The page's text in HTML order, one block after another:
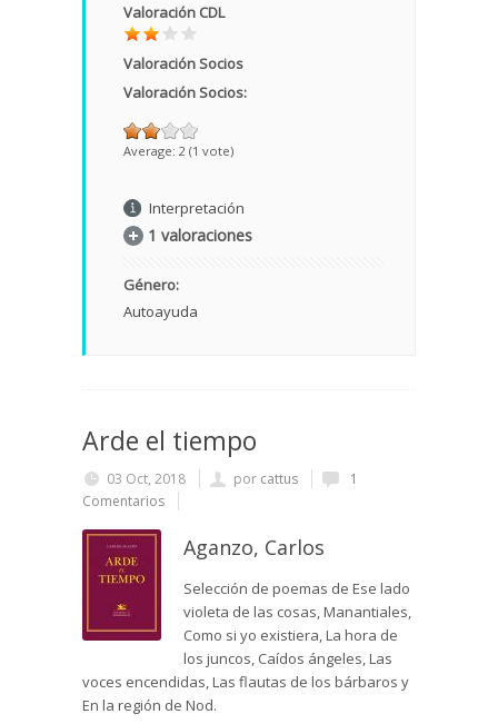
Valoración CDL
Valoración Socios
Valoración Socios:
Average: 2 (1 vote)
Interpretación
1 valoraciones
Género:
Autoayuda
Arde el tiempo
03 Oct, 2018 por cattus
1
Comentarios
Aganzo, Carlos
Selección de poemas de Ese lado
violeta de las cosas, Manantiales,
Como si yo existiera, La hora de
los juncos, Caídos ángeles, Las
voces encendidas, Las flautas de los bárbaros y
En la región de Nod.